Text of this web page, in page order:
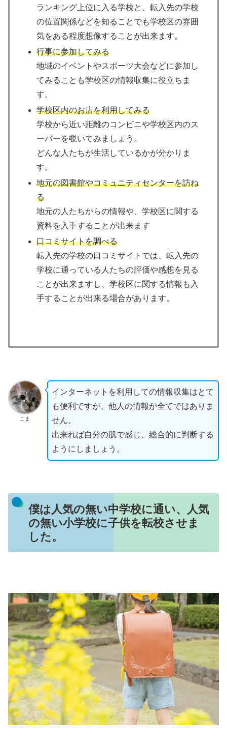
ランキング上位に入る学校と、転入先の学校
の位置関係などを知ることでも学校区の雰囲
気をある程度想像することが出来ます。
行事に参加してみる
地域のイベントやスポーツ大会などに参加し
てみることも学校区の情報収集に役立ちま
す。
学校区内のお店を利用してみる
学校から近い距離のコンビニや学校区内のス
ーパーを覗いてみましょう。
どんな人たちが生活しているかが分かりま
す。
地元の図書館やコミュニティセンターを訪ね
る
地元の人たちからの情報や、学校区に関する
資料を入手することが出来ます
口コミサイトを調べる
転入先の学校の口コミサイトでは、転入先の
学校に通っている人たちの評価や感想を見る
ことが出来ますし、学校区に関する情報も入
手することが出来る場合があります。
こま
インターネットを利用しての情報収集はとて
も便利ですが、他人の情報が全てではありま
せん。
出来れば自分の肌で感じ、総合的に判断する
ようにしましょう。
僕は人気の無い中学校に通い、人気
の無い小学校に子供を転校させま
した。